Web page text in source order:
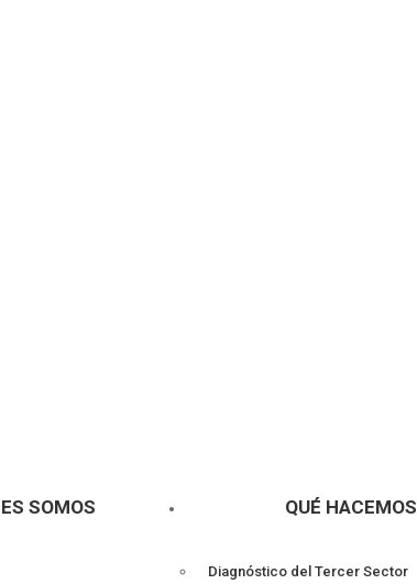
SOMOS QUÉ HACEMOS
Diagnóstico del Tercer Sector